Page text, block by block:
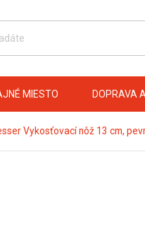
MIESTO DOPRAVA
Vykosťovací nôž 13 cm,